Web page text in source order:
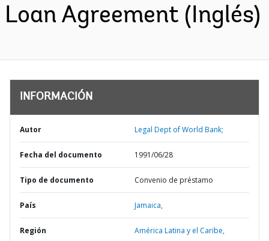
Loan Agreement (Inglés)
INFORMACIÓN
Autor Legal Dept of World Bank;
Fecha del documento 1991/06/28
Tipo de documento Convenio de préstamo
País Jamaica,
Región América Latina y el Caribe,